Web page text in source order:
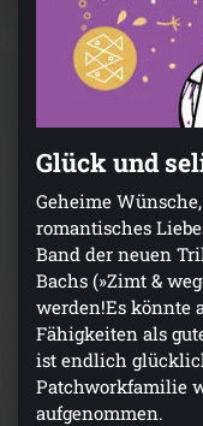
Glück und
Geheime
romantisches
Band der neuen
Bachs (»Zimt &
werden!Es könnte
Fähigkeiten als
ist endlich
Patchworkfamilie
aufgenommen.